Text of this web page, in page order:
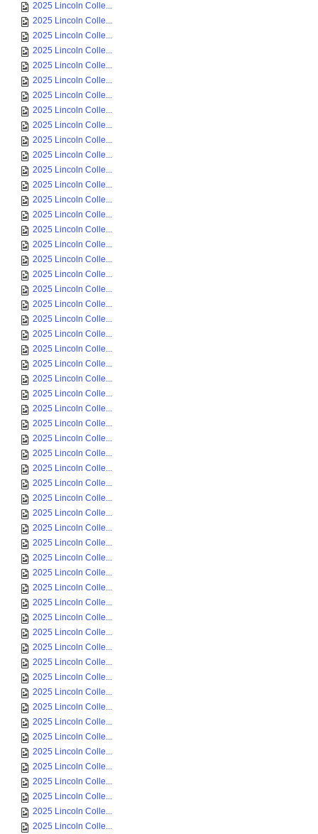
2025 Lincoln Colle...
2025 Lincoln Colle...
2025 Lincoln Colle...
2025 Lincoln Colle...
2025 Lincoln Colle...
2025 Lincoln Colle...
2025 Lincoln Colle...
2025 Lincoln Colle...
2025 Lincoln Colle...
2025 Lincoln Colle...
2025 Lincoln Colle...
2025 Lincoln Colle...
2025 Lincoln Colle...
2025 Lincoln Colle...
2025 Lincoln Colle...
2025 Lincoln Colle...
2025 Lincoln Colle...
2025 Lincoln Colle...
2025 Lincoln Colle...
2025 Lincoln Colle...
2025 Lincoln Colle...
2025 Lincoln Colle...
2025 Lincoln Colle...
2025 Lincoln Colle...
2025 Lincoln Colle...
2025 Lincoln Colle...
2025 Lincoln Colle...
2025 Lincoln Colle...
2025 Lincoln Colle...
2025 Lincoln Colle...
2025 Lincoln Colle...
2025 Lincoln Colle...
2025 Lincoln Colle...
2025 Lincoln Colle...
2025 Lincoln Colle...
2025 Lincoln Colle...
2025 Lincoln Colle...
2025 Lincoln Colle...
2025 Lincoln Colle...
2025 Lincoln Colle...
2025 Lincoln Colle...
2025 Lincoln Colle...
2025 Lincoln Colle...
2025 Lincoln Colle...
2025 Lincoln Colle...
2025 Lincoln Colle...
2025 Lincoln Colle...
2025 Lincoln Colle...
2025 Lincoln Colle...
2025 Lincoln Colle...
2025 Lincoln Colle...
2025 Lincoln Colle...
2025 Lincoln Colle...
2025 Lincoln Colle...
2025 Lincoln Colle...
2025 Lincoln Colle...